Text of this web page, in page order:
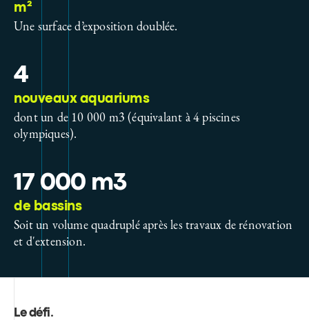
m²
Une surface d’exposition doublée.
4
nouveaux aquariums
dont un de 10 000 m3 (équivalant à 4 piscines
olympiques).
17 000 m3
de bassins
Soit un volume quadruplé après les travaux de rénovation
et d'extension.
Le défi.